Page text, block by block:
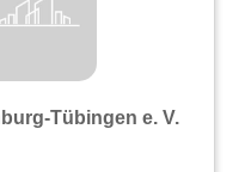
Tübingen e. V.